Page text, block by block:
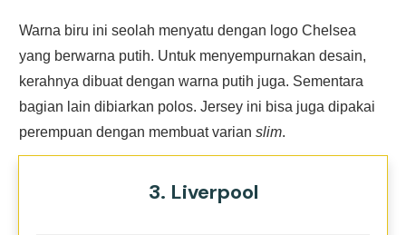
Warna biru ini seolah menyatu dengan logo Chelsea
yang berwarna putih. Untuk menyempurnakan desain,
kerahnya dibuat dengan warna putih juga. Sementara
bagian lain dibiarkan polos. Jersey ini bisa juga dipakai
perempuan dengan membuat varian slim.
3. Liverpool